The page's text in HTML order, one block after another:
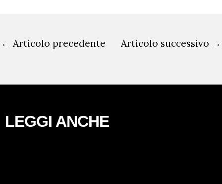
← Articolo precedente Articolo successivo →
LEGGI ANCHE